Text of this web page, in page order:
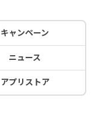
キャンペーン
ニュース
アプリストア